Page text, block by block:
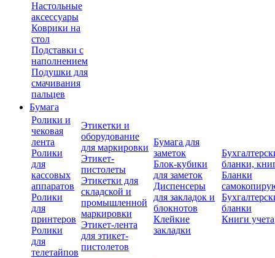
Настольные
аксессуары
Коврики на
стол
Подставки с
наполнением
Подушки для
смачивания
пальцев
Бумага
Ролики и
чековая
лента
Ролики
для
кассовых
аппаратов
Ролики
для
принтеров
Ролики
для
телетайпов
Этикетки и
оборудование
для маркировки
Этикет-
пистолеты
Этикетки для
складской и
промышленной
маркировки
Этикет-лента
для этикет-
пистолетов
Бумага для
заметок
Блок-кубики
для заметок
Диспенсеры
для закладок и
блокнотов
Клейкие
закладки
бланки,
Бланки
бланки
Книги учета